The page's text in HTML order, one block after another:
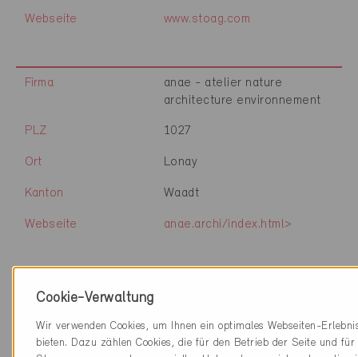
Webseite www.stoag.com
Firma
anae - atelier nature
architecture environnement
PLZ 1027
Ort Lonay
Kanton Waadt
Webseite anae.archi/index.html>
Firma
PLZ 1028
Préverenges
Cookie-Verwaltung
Wir verwenden Cookies, um Ihnen ein optimales Webseiten-
bieten. Dazu zählen Cookies, die für den Betrieb der Seite und für